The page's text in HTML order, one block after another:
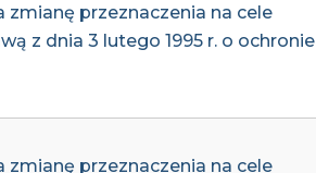
przeznaczenia na cele
z dnia 3 lutego 1995 r. o ochronie
przeznaczenia na cele